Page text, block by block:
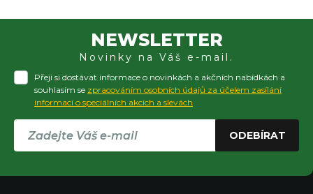
NEWSLETTER
Novinky na Váš e-mail.
Přeji si dostávat informace o novinkách a akčních nabídkách a
souhlasím se zpracováním osobních údajů za účelem zasílání
informací o speciálních akcích a slevách
ODEBÍRAT